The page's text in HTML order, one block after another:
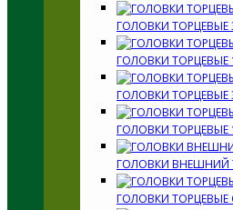
ГОЛОВКИ ТОРЦЕВЫЕ
ГОЛОВКИ ТОРЦЕВЫЕ
ГОЛОВКИ ТОРЦЕВЫЕ
ГОЛОВКИ ТОРЦЕВЫЕ
ГОЛОВКИ ВНЕШНИЙ
ГОЛОВКИ ТОРЦЕВЫЕ